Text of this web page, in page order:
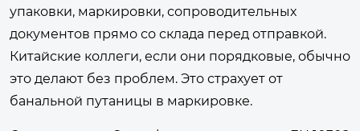
упаковки, маркировки, сопроводительных
документов прямо со склада перед отправкой.
Китайские коллеги, если они порядковые, обычно
это делают без проблем. Это страхует от
банальной путаницы в маркировке.